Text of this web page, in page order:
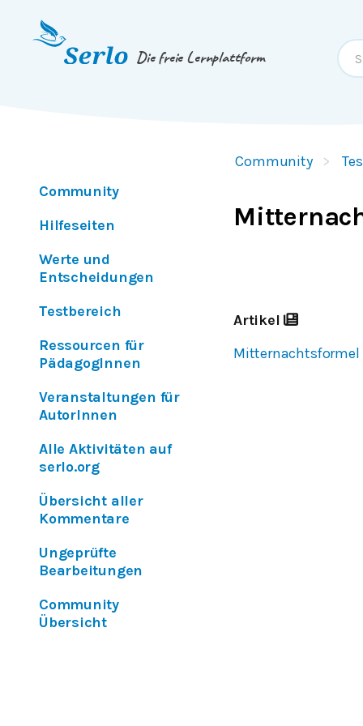
Springe zum
Die freie Lernplattform
Community
Hilfeseiten
Werte und
Entscheidungen
Testbereich
Ressourcen für
PädagogInnen
Veranstaltungen für
AutorInnen
Alle Aktivitäten auf
serlo.org
Übersicht aller
Kommentare
Ungeprüfte
Bearbeitungen
Community
Übersicht
Community
Artikel
Mitternachtsformel